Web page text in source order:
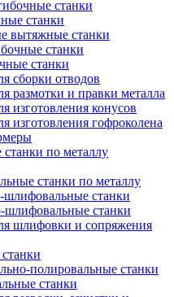
станки
станки
вытяжные станки
станки
станки
сборки отводов
размотки и правки металла
изготовления конусов
изготовления гофроколена
по металлу
станки по металлу
шлифовальные станки
шлифовальные станки
шлифовки и сопряжения
полировальные станки
станки